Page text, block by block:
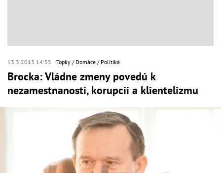
13.3.2013 14:55 Topky Domáce Politika
Brocka: Vládne zmeny povedú k
nezamestnanosti, korupcii a klientelizmu